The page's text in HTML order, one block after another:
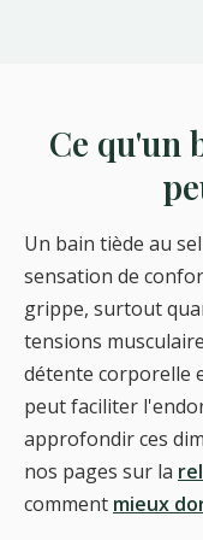
Ce qu'un
Un bain tiède au
sensation de
grippe, surtout
tensions
détente corporelle
peut faciliter
approfondir ces
nos pages sur la
comment mieux